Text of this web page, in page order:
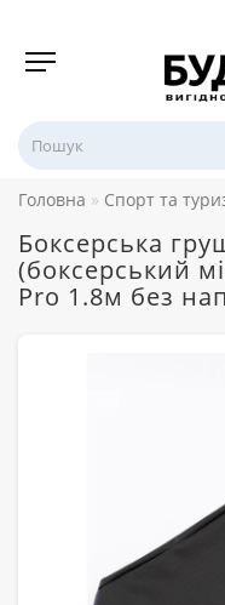
Головна Спорт та
Боксерська
(боксерський
Pro 1.8м без